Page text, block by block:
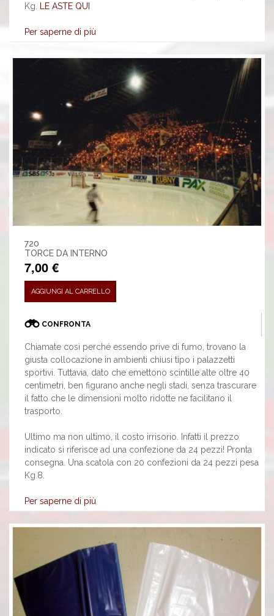
Kg.
LE ASTE QUI
Per saperne di più
720
TORCE DA INTERNO
7,00 €
AGGIUNGI AL CARRELLO
CONFRONTA
Chiamate così perché essendo prive di fumo, trovano la
giusta collocazione in ambienti chiusi tipo i palazzetti
sportivi. Tuttavia, dato che emettono scintille alte oltre 40
centimetri, ben figurano anche negli stadi, senza trascurare
il fatto che le dimensioni molto ridotte ne facilitano il
trasporto.
Ultimo ma non ultimo, il costo irrisorio. Infatti il prezzo
indicato si riferisce ad una confezione da 24 pezzi! Pronta
consegna. Una scatola con 20 confezioni da 24 pezzi pesa
Kg.8.
Per saperne di più